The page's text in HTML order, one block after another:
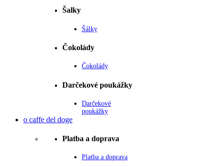
Šalky
Šálky
Čokolády
Čokolády
Darčekové poukážky
Darčekové
poukážky
o caffe del doge
Platba a doprava
Platba a doprava